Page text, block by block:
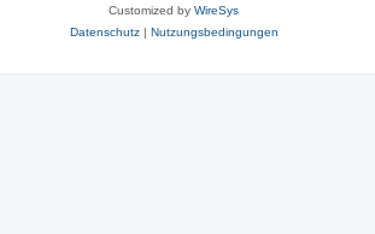
Customized by WireSys
Datenschutz| Nutzungsbedingungen